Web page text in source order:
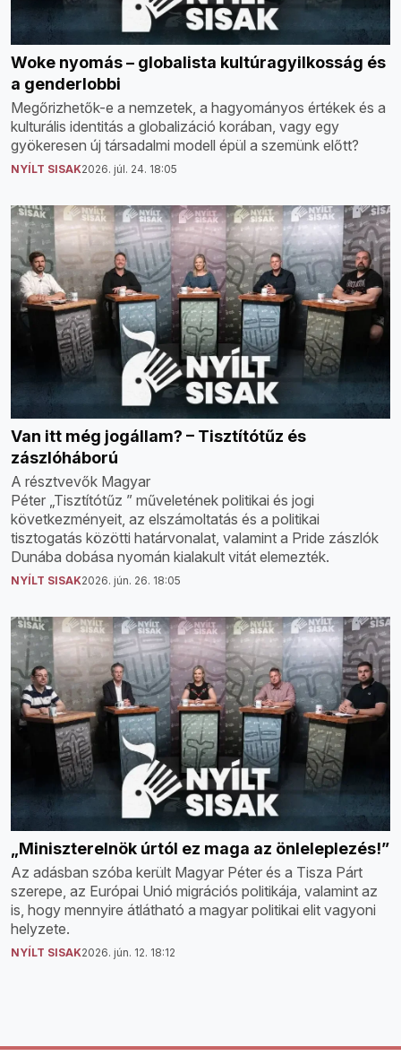
Woke nyomás – globalista kultúragyilkosság és
a genderlobbi
Megőrizhetők-e a nemzetek, a hagyományos értékek és a
kulturális identitás a globalizáció korában, vagy egy
gyökeresen új társadalmi modell épül a szemünk előtt?
NYÍLT SISAK2026. júl. 24. 18:05
Van itt még jogállam? – Tisztítótűz és
zászlóháború
A résztvevők Magyar
Péter „Tisztítótűz ” műveletének politikai és jogi
következményeit, az elszámoltatás és a politikai
tisztogatás közötti határvonalat, valamint a Pride zászlók
Dunába dobása nyomán kialakult vitát elemezték.
NYÍLT SISAK2026. jún. 26. 18:05
„Miniszterelnök úrtól ez maga az önleleplezés!”
Az adásban szóba került Magyar Péter és a Tisza Párt
szerepe, az Európai Unió migrációs politikája, valamint az
is, hogy mennyire átlátható a magyar politikai elit vagyoni
helyzete.
NYÍLT SISAK2026. jún. 12. 18:12